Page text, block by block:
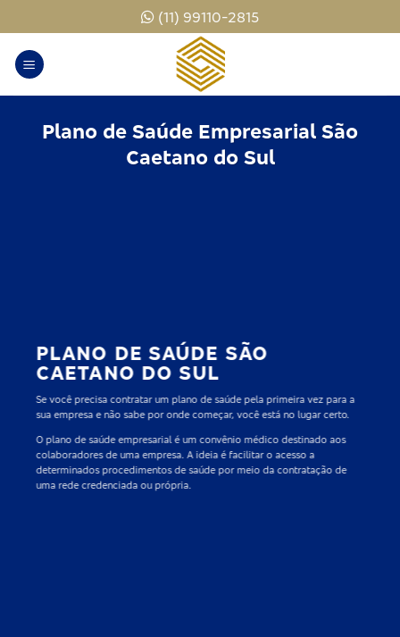
to
content
(11) 99110-2815
Plano de Saúde Empresarial São
Caetano do Sul
PLANO DE SAÚDE SÃO
CAETANO DO SUL
Se você precisa contratar um plano de saúde pela primeira vez para a
sua empresa e não sabe por onde começar, você está no lugar certo.
Oplano de saúde empresarialé um convênio médico destinado aos
colaboradores de uma empresa. A ideia é facilitar o acesso a
determinados procedimentos de saúde por meio da contratação de
uma rede credenciada ou própria.